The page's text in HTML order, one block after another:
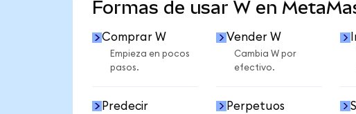
Formas de usar W en
Comprar W
Empieza en pocos
pasos.
Vender W
Cambia W por
efectivo.
Predecir Perpetuos